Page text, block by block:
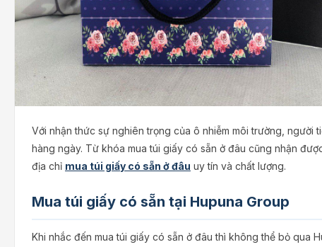
Với nhận thức sự nghiên trọng của ô nhiễm môi trường,
hàng ngày. Từ khóa mua túi giấy có sẵn ở đâu cũng nhận
địa chỉ mua túi giấy có sẵn ở đâu uy tín và chất lượng.
Mua túi giấy có sẵn tại Hupuna Group
Khi nhắc đến mua túi giấy có sẵn ở đâu thì không thể bỏ qua